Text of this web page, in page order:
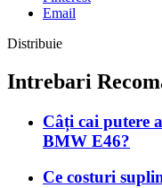
Email
Distribuie
Intrebari
Câți cai putere
BMW E46?
Ce costuri